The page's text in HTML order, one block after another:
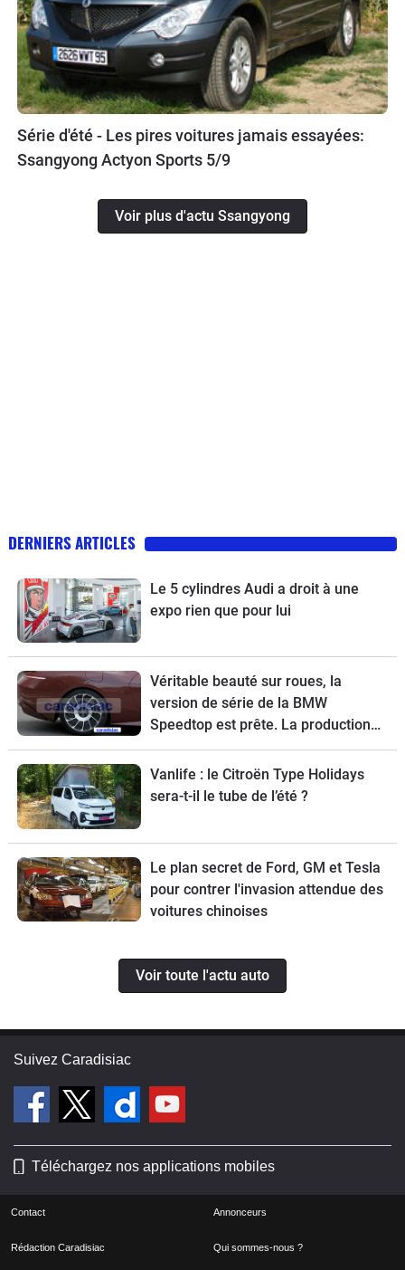
Série d'été - Les pires voitures jamais essayées:
Ssangyong Actyon Sports 5/9
Voir plus d'actu Ssangyong
DERNIERS ARTICLES
Le 5 cylindres Audi a droit à une
expo rien que pour lui
Véritable beauté sur roues, la
version de série de la BMW
Speedtop est prête. La production
de ce break de chasse sera limitée à
70 exemplaires.
Vanlife : le Citroën Type Holidays
sera-t-il le tube de l’été ?
Le plan secret de Ford, GM et Tesla
pour contrer l'invasion attendue des
voitures chinoises
Voir toute l'actu auto
Suivez Caradisiac
Téléchargez nos applications mobiles
Contact Annonceurs
Rédaction Caradisiac Qui sommes-nous ?